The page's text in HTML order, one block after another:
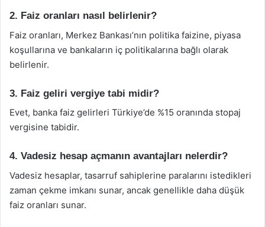
2. Faiz oranları nasıl belirlenir?
Faiz oranları, Merkez Bankası’nın politika faizine, piyasa
koşullarına ve bankaların iç politikalarına bağlı olarak
belirlenir.
3. Faiz geliri vergiye tabi midir?
Evet, banka faiz gelirleri Türkiye’de %15 oranında stopaj
vergisine tabidir.
4. Vadesiz hesap açmanın avantajları nelerdir?
Vadesiz hesaplar, tasarruf sahiplerine paralarını istedikleri
zaman çekme imkanı sunar, ancak genellikle daha düşük
faiz oranları sunar.